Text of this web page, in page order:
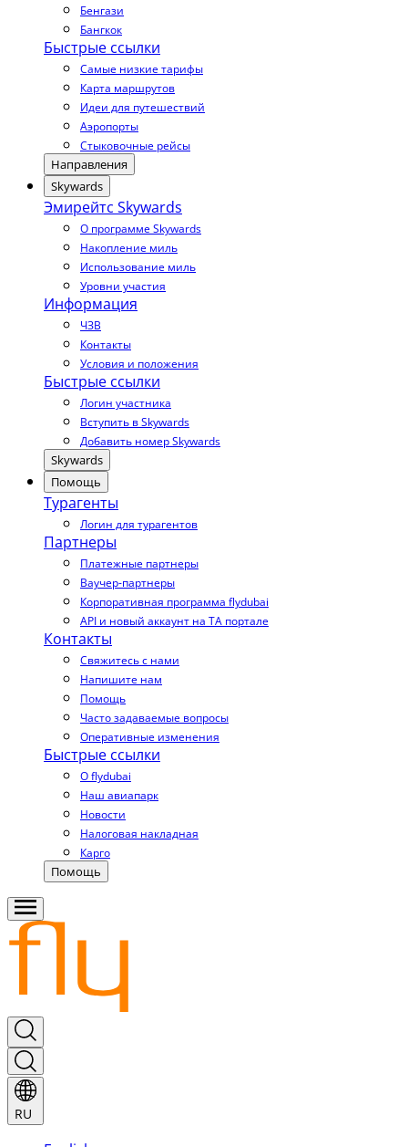
Бенгази
Бангкок
Быстрые ссылки
Самые низкие тарифы
Карта маршрутов
Идеи для путешествий
Аэропорты
Стыковочные рейсы
Направления
Skywards
Эмирейтс Skywards
О программе Skywards
Накопление миль
Использование миль
Уровни участия
Информация
ЧЗВ
Контакты
Условия и положения
Быстрые ссылки
Логин участника
Вступить в Skywards
Добавить номер Skywards
Skywards
Помощь
Турагенты
Логин для турагентов
Партнеры
Платежные партнеры
Ваучер-партнеры
Корпоративная программа flydubai
API и новый аккаунт на TA портале
Контакты
Свяжитесь с нами
Напишите нам
Помощь
Часто задаваемые вопросы
Оперативные изменения
Быстрые ссылки
О flydubai
Наш авиапарк
Новости
Налоговая накладная
Карго
Помощь
RU